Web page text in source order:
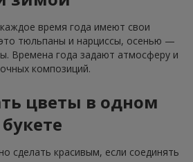
время года имеют свои
тюльпаны и нарциссы, осенью —
Времена года задают атмосферу и
композиций.
цветы в одном
букете
сделать красивым, если соединять